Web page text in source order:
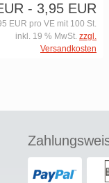
- 3,95 EUR
EUR pro VE mit 100 St.
inkl. 19 % MwSt. zzgl.
Versandkosten